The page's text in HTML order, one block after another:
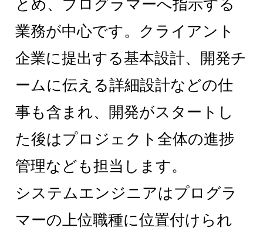
とめ、プログラマーへ指示する
業務が中心です。クライアント
企業に提出する基本設計、開発チ
ームに伝える詳細設計などの仕
事も含まれ、開発がスタートし
た後はプロジェクト全体の進捗
管理なども担当します。
システムエンジニアはプログラ
マーの上位職種に位置付けられ